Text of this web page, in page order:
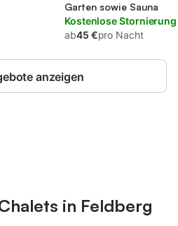
Garten sowie Sauna
Kostenlose Stornierung
ab45 €pro Nacht
anzeigen
in Feldberg